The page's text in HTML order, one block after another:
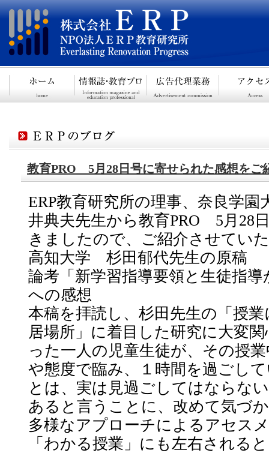
教育PRO 5月28日号に寄せられた感想をご
ERP教育研究所の理事、奈良学園
井典夫先生から教育PRO 5月28
きましたので、ご紹介させてい
高知大学 杉田郁代先生の原稿
論考「新学習指導要領と生徒指
への感想
本稿を拝読し、杉田先生の「授
居場所」に着目した研究に大変
った一人の児童生徒が、その授
や態度で臨み、１時間を過ごし
とは、実は見過ごしてはならな
あると言うことに、改めて気づ
多様なアプローチによるアセス
「わかる授業」にも左右される